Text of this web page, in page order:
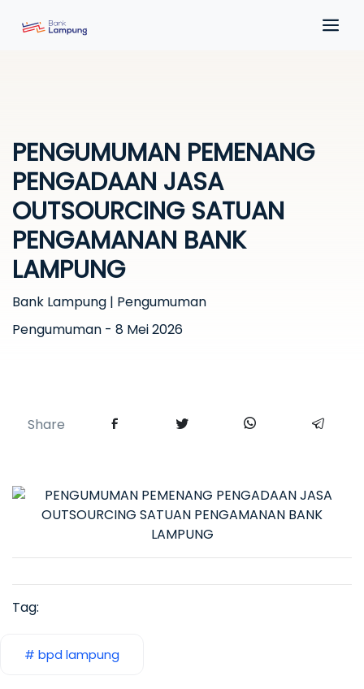
PENGUMUMAN PEMENANG
PENGADAAN JASA
OUTSOURCING SATUAN
PENGAMANAN BANK
LAMPUNG
Bank Lampung | Pengumuman
Pengumuman - 8 Mei 2026
Share
Tag:
# bpd lampung